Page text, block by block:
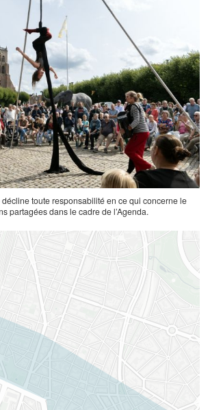
toute responsabilité en ce qui concerne le
partagées dans le cadre de l’Agenda.